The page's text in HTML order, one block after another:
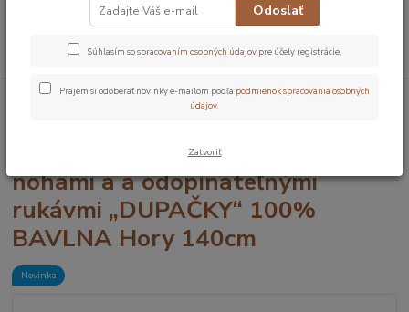
Hľadať
Dĺžka vaku 140cm
LETNÝ spací vak s voľnými nohami a a
odopínateľnými rukávmi „DUPAČKY“ 100% BAVLNA Hory 140cm
LETNÝ spací vak s voľnými
nohami a a odopínateľnými
rukávmi „DUPAČKY“ 100%
BAVLNA Hory 140cm
Novinka
Odoslať
Súhlasím sospracovaním osobných údajov pre účely registrácie.
Prajem si odoberať novinky e-mailom podľa podmienok spracovania osobných
údajov.
Zatvoriť